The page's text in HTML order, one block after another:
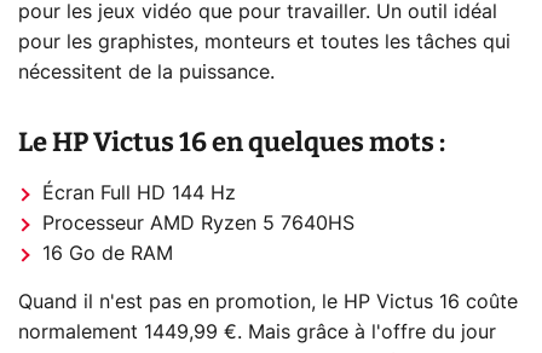
pour les jeux vidéo que pour travailler. Un outil idéal
pour les graphistes, monteurs et toutes les tâches qui
nécessitent de la puissance.
Le HP Victus 16 en quelques mots :
Écran Full HD 144 Hz
Processeur AMD Ryzen 5 7640HS
16 Go de RAM
Quand il n'est pas en promotion, le HP Victus 16 coûte
normalement 1449,99 €. Mais grâce à l'offre du jour